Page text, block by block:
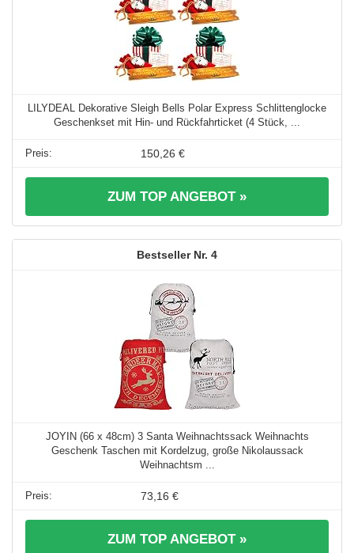
LILYDEAL Dekorative Sleigh Bells Polar Express Schlittenglocke
Geschenkset mit Hin- und Rückfahrticket (4 Stück, ...
150,26 €
ZUM TOP ANGEBOT »
4
JOYIN (66 x 48cm) 3 Santa Weihnachtssack Weihnachts
Geschenk Taschen mit Kordelzug, große Nikolaussack
Weihnachtsm ...
73,16 €
ZUM TOP ANGEBOT »